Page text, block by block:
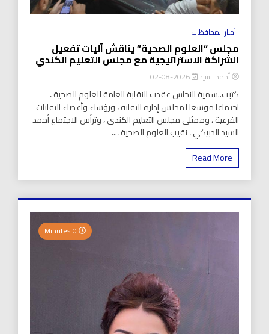
أخبار المحافظات
مجلس “العلوم الصحية” يناقش آليات تفعيل
الشراكة الاستراتيجية مع مجلس التعليم الكندي
أحمد السيد 2026-08-02
كتبت..سمية النحاس عقدت النقابة العامة للعلوم الصحية ،
اجتماعا موسعا لمجلس إدارة النقابة ، ورؤساء وأعضاء النقابات
الفرعية ، وممثلي مجلس التعليم الكندي ، وترأس الاجتماع أحمد
السيد الدبيكي ، نقيب العلوم الصحية ،...
Read More